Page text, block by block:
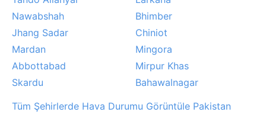
Nawabshah
Bhimber
Jhang Sadar
Chiniot
Mardan
Mingora
Abbottabad
Mirpur Khas
Skardu
Bahawalnagar
Tüm Şehirlerde Hava Durumu Görüntüle Pakistan